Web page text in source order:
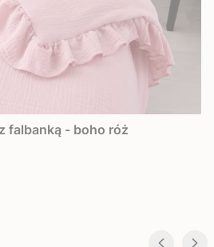
falbanką - boho róż